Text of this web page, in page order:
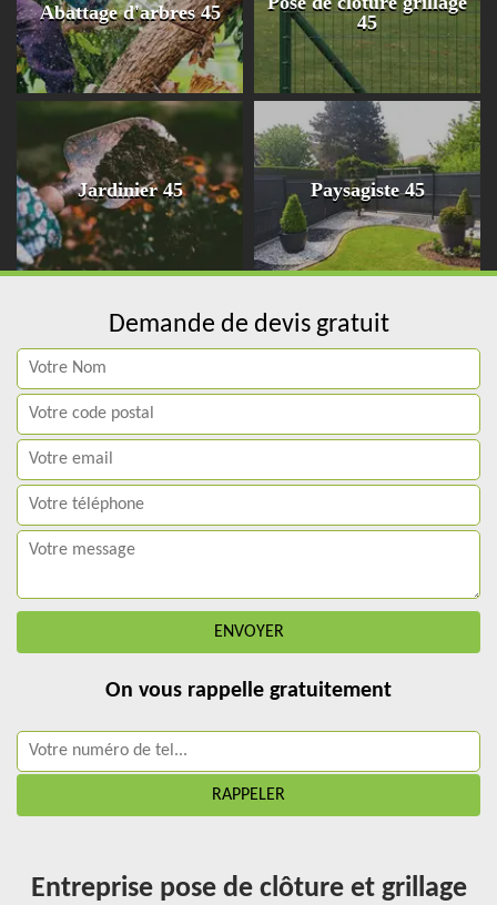
Abattage d'arbres 45
45
Jardinier 45 Paysagiste 45
Demande de devis gratuit
On vous rappelle gratuitement
Entreprise pose de clôture et grillage